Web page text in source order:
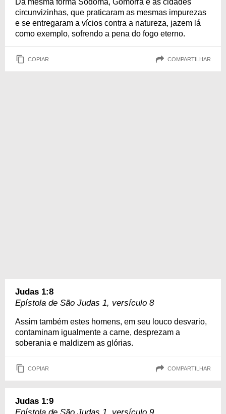
Da mesma forma Sodoma, Gomorra e as cidades
circunvizinhas, que praticaram as mesmas impurezas
e se entregaram a vícios contra a natureza, jazem lá
como exemplo, sofrendo a pena do fogo eterno.
COPIAR COMPARTILHAR
Judas 1:8
Epístola de São Judas 1, versículo 8
Assim também estes homens, em seu louco desvario,
contaminam igualmente a carne, desprezam a
soberania e maldizem as glórias.
COPIAR COMPARTILHAR
Judas 1:9